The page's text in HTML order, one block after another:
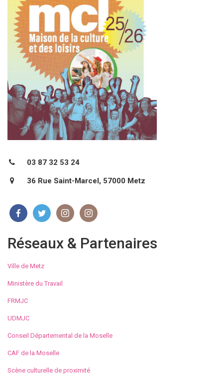
03 87 32 53 24
36 Rue Saint-Marcel, 57000 Metz
Réseaux & Partenaires
Ville de Metz
Ministère du Travail
FRMJC
UDMJC
Conseil Départemental de la Moselle
CAF de la Moselle
Scène culturelle de proximité